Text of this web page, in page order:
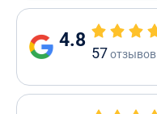
4.8
57отзывов